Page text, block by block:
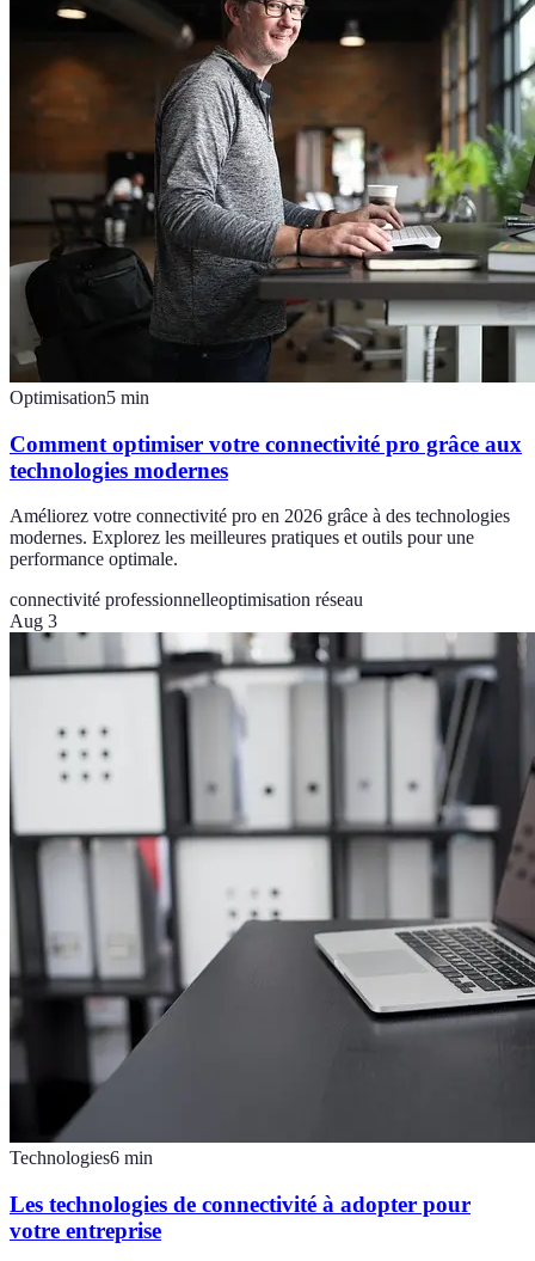
Optimisation5 min
Comment optimiser votre connectivité pro grâce aux
technologies modernes
Améliorez votre connectivité pro en 2026 grâce à des technologies
modernes. Explorez les meilleures pratiques et outils pour une
performance optimale.
connectivité professionnelleoptimisation réseau
Aug 3
Technologies6 min
Les technologies de connectivité à adopter pour
votre entreprise